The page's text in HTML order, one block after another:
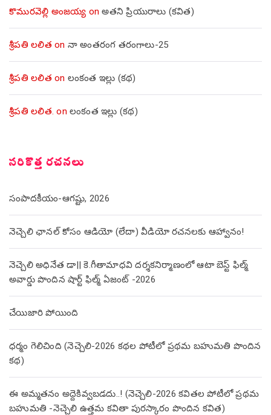
కొమురవెల్లి అంజయ్య onఅతని ప్రియురాలు (కవిత)
శ్రీపతి లలిత on నా అంతరంగ తరంగాలు-25
శ్రీపతి లలిత on లంకంత ఇల్లు (కథ)
శ్రీపతి లలిత. on లంకంత ఇల్లు (కథ)
సరికొత్త రచనలు
సంపాదకీయం-ఆగష్టు, 2026
నెచ్చెలి ఛానల్ కోసం ఆడియో (లేదా) వీడియో రచనలకు ఆహ్వానం!
నెచ్చెలి అధినేత డా|| కె.గీతామాధవి దర్శకనిర్మాణంలో ఆటా బెస్ట్ ఫిల్మ్
అవార్డు పొందిన షార్ట్ ఫిల్మ్ ఏజంట్ -2026
చేయిజారి పోయింది
ధర్మం గెలిచింది (నెచ్చెలి-2026 కథల పోటీలో ప్రథమ బహుమతి పొందిన
కథ)
ఈ అమ్మతనం అద్దెకివ్వబడదు..! (నెచ్చెలి-2026 కవితల పోటీలో ప్రథమ
బహుమతి -నెచ్చెలి ఉత్తమ కవితా పురస్కారం పొందిన కవిత)